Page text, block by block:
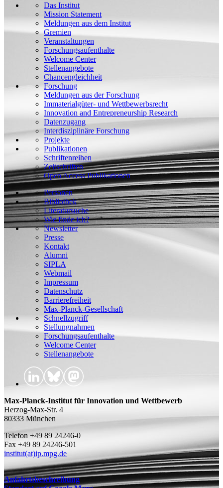
Das Institut
Mission Statement
Meldungen aus dem Institut
Gremien
Veranstaltungen
Forschungsaufenthalte
Welcome Center
Stellenangebote
Chancengleichheit
Forschung
Meldungen aus der Forschung
Immaterialgüter- und Wettbewerbsrecht
Innovation and Entrepreneurship Research
Datenzugang
Interdisziplinäre Forschung
Projekte
Publikationen
Schriftenreihen
Zeitschriften
Open Access Publikationen
Personen
Bibliothek
Literatursuche
Wie finde ich?
Newsletter
Presse
Kontakt
Alumni
SIPLA
Webmail
Impressum
Datenschutz
Barrierefreiheit
Max-Planck-Gesellschaft
Schnellzugriff
Stellungnahmen
Forschungsaufenthalte
Welcome Center
Stellenangebote
Max-Planck-Institut für Innovation und Wettbewerb
Herzog-Max-Str. 4
80333 München
Telefon +49 89 24246-0
Fax +49 89 24246-501
institut(at)ip.mpg.de
Anfahrtsbeschreibung